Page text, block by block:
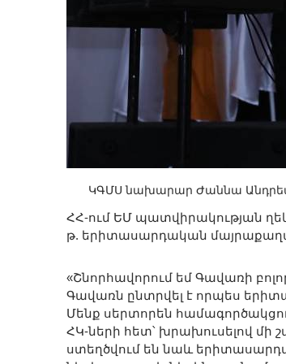
ԿԳՄՍ նախարար Ժաննա
ՀՀ-ում ԵՄ պատվիրակության
թ. երիտասարդական
«Շնորհավորում եմ Գավառի
Գավառն ընտրվել է որպես
Մենք սերտորեն
ՀԿ-ների հետ՝ խրախուսելով մի
ստեղծվում են նաև